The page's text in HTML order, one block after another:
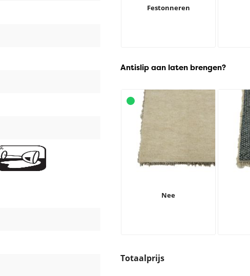
Festonneren
Antislip aan laten brengen?
Nee
Totaalprijs